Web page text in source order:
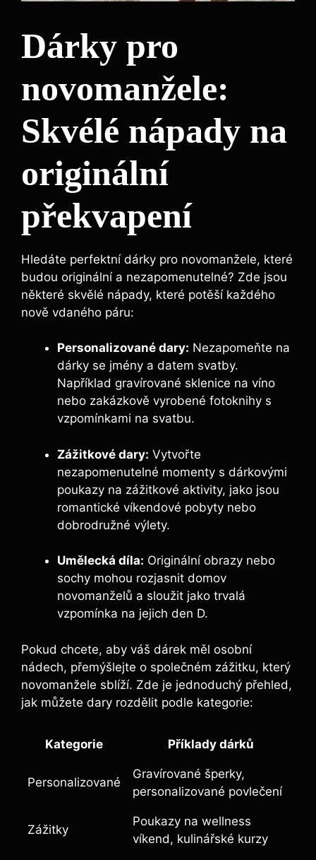
Dárky pro
novomanžele:
Skvélé nápady na
originální
překvapení
Hledáte perfektní dárky pro novomanžele, které
budou originální a nezapomenutelné? Zde jsou
některé skvělé nápady, které potěší každého
nově vdaného páru:
Personalizované dary: Nezapomeňte na
dárky se jmény a datem svatby.
Například gravírované sklenice na víno
nebo zakázkově vyrobené fotoknihy s
vzpomínkami na svatbu.
Zážitkové dary: Vytvořte
nezapomenutelné momenty s dárkovými
poukazy na zážitkové aktivity, jako jsou
romantické víkendové pobyty nebo
dobrodružné výlety.
Umělecká díla: Originální obrazy nebo
sochy mohou rozjasnit domov
novomanželů a sloužit jako trvalá
vzpomínka na jejich den D.
Pokud chcete, aby váš dárek měl osobní
nádech, přemýšlejte o společném zážitku, který
novomanžele sblíží. Zde je jednoduchý přehled,
jak můžete dary rozdělit podle kategorie:
Kategorie Příklady dárků
Personalizované
Gravírované šperky,
personalizované povlečení
Zážitky
Poukazy na wellness
víkend, kulinářské kurzy